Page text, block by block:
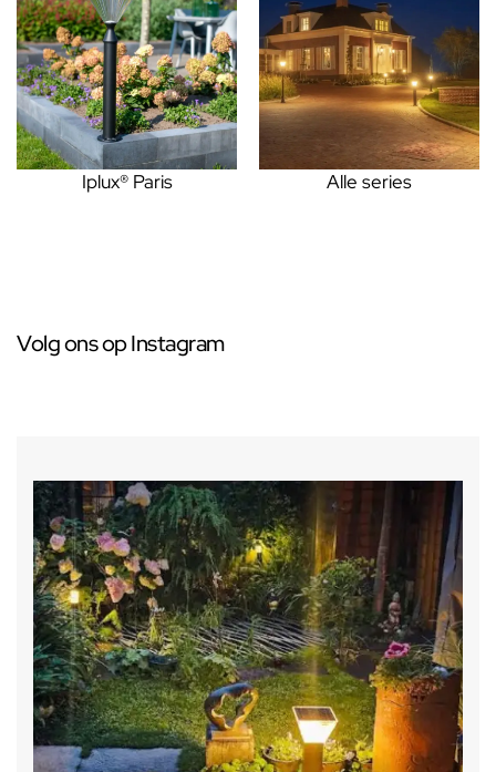
Iplux® Paris Alle series
Volg ons op Instagram